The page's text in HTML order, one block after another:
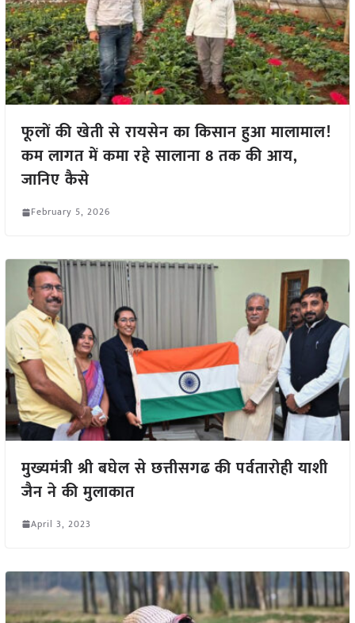
फूलों की खेती से रायसेन का किसान हुआ मालामाल!
कम लागत में कमा रहे सालाना 8 तक की आय,
जानिए कैसे
February 5, 2026
मुख्यमंत्री श्री बघेल से छत्तीसगढ की पर्वतारोही याशी
जैन ने की मुलाकात
April 3, 2023